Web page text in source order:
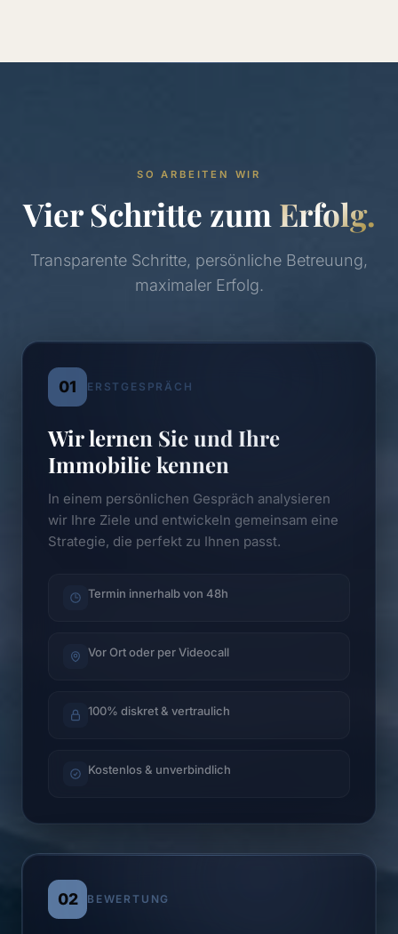
SO ARBEITEN WIR
Vier Schritte zum Erfolg.
Transparente Schritte, persönliche Betreuung,
maximaler Erfolg.
01 ERSTGESPRÄCH
Wir lernen Sie und Ihre
Immobilie kennen
In einem persönlichen Gespräch analysieren
wir Ihre Ziele und entwickeln gemeinsam eine
Strategie, die perfekt zu Ihnen passt.
Termin innerhalb von 48h
Vor Ort oder per Videocall
100% diskret & vertraulich
Kostenlos & unverbindlich
02 BEWERTUNG